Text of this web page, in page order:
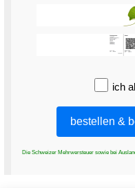
ich
Die Schweizer Mehrwersteuer sowie bei